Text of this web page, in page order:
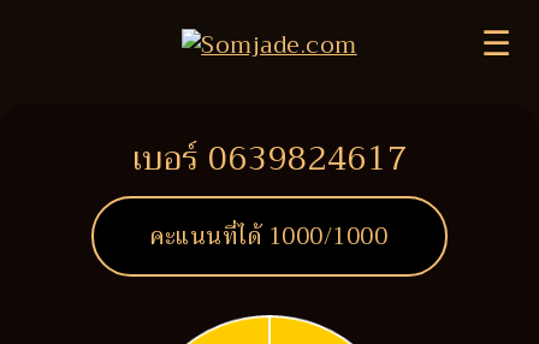
☰
เบอร์ 0639824617
คะแนนที่ได้ 1000/1000